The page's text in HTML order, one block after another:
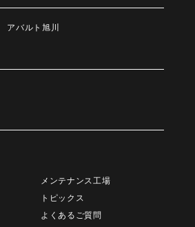
アバルト旭川
メンテナンス工場
トピックス
よくあるご質問